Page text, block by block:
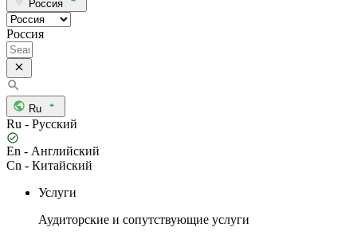
Россия
Россия
Ru
Ru - Русский
En - Английский
Cn - Китайский
Услуги
Аудиторские и сопутствующие услуги